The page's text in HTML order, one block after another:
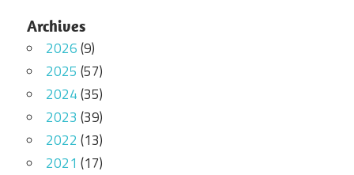
Archives
2026(9)
2025 (57)
2024(35)
2023 (39)
2022 (13)
2021 (17)